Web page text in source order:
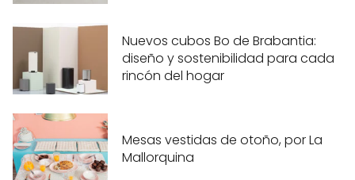
Nuevos cubos Bo de Brabantia:
diseño y sostenibilidad para cada
rincón del hogar
Mesas vestidas de otoño, por La
Mallorquina